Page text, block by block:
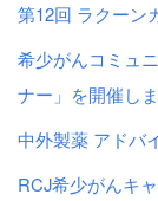
第12回 ラクーン
希少がんコミュ
ナー」を開催し
中外製薬 アドバ
RCJ希少がんキ